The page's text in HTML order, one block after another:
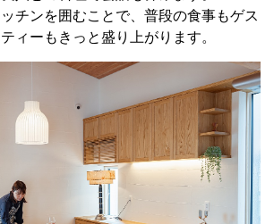
チンを囲むことで、普段の食事もゲス
ィーもきっと盛り上がります。